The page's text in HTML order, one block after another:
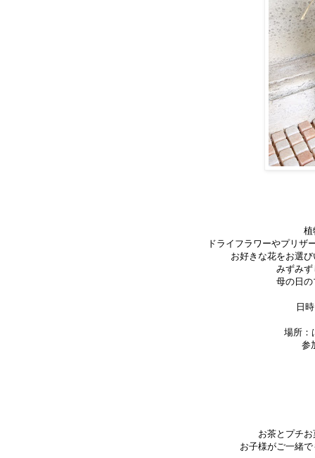
植
ドライフラワーやプリザ
お好きな花をお選
みずみ
母の日
日
場所：
参
お茶とプチ
お子様がご一緒で